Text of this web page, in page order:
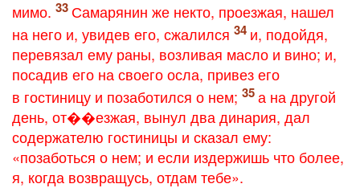
мимо.
Самарянин же некто, проезжая, нашел
на него и, увидев его, сжалился
и, подойдя,
перевязал ему раны, возливая масло и вино; и,
посадив его на своего осла, привез его
в гостиницу и позаботился о нем;
а на другой
день, от��езжая, вынул два динария, дал
содержателю гостиницы и сказал ему:
«позаботься о нем; и если издержишь что более,
я, когда возвращусь, отдам тебе».